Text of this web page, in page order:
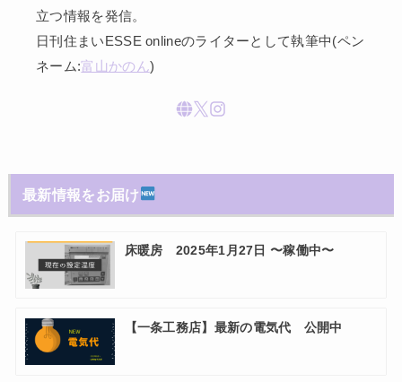
立つ情報を発信。
日刊住まいESSE onlineのライターとして執筆中(ペン
ネーム:富山かのん)
最新情報をお届け
床暖房 2025年1月27日 〜稼働中〜
【一条工務店】最新の電気代 公開中